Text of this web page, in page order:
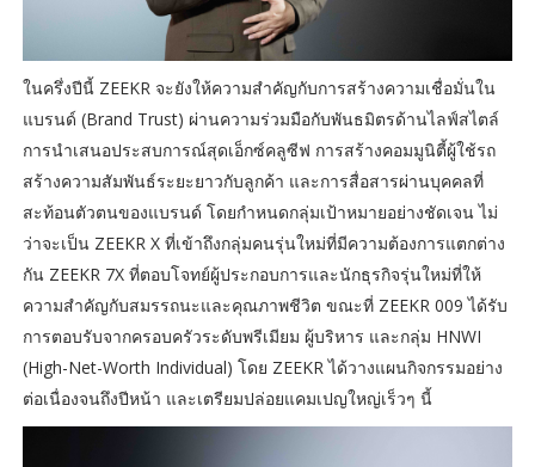
ในครึ่งปีนี้ ZEEKR จะยังให้ความสำคัญกับการสร้างความเชื่อมั่นใน
แบรนด์ (Brand Trust) ผ่านความร่วมมือกับพันธมิตรด้านไลฟ์สไตล์
การนำเสนอประสบการณ์สุดเอ็กซ์คลูซีฟ การสร้างคอมมูนิตี้ผู้ใช้รถ
สร้างความสัมพันธ์ระยะยาวกับลูกค้า และการสื่อสารผ่านบุคคลที่
สะท้อนตัวตนของแบรนด์ โดยกำหนดกลุ่มเป้าหมายอย่างชัดเจน ไม่
ว่าจะเป็น ZEEKR X ที่เข้าถึงกลุ่มคนรุ่นใหม่ที่มีความต้องการแตกต่าง
กัน ZEEKR 7X ที่ตอบโจทย์ผู้ประกอบการและนักธุรกิจรุ่นใหม่ที่ให้
ความสำคัญกับสมรรถนะและคุณภาพชีวิต ขณะที่ ZEEKR 009 ได้รับ
การตอบรับจากครอบครัวระดับพรีเมียม ผู้บริหาร และกลุ่ม HNWI
(High-Net-Worth Individual) โดย ZEEKR ได้วางแผนกิจกรรมอย่าง
ต่อเนื่องจนถึงปีหน้า และเตรียมปล่อยแคมเปญใหญ่เร็วๆ นี้